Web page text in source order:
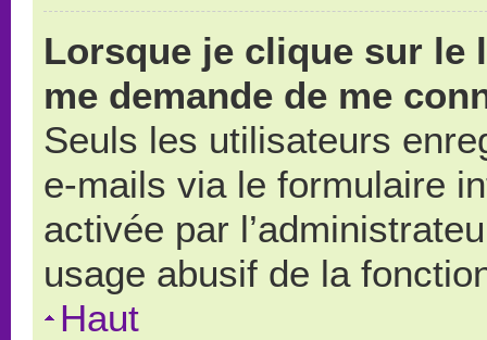
Lorsque je clique sur le
me demande de me
Seuls les utilisateurs
e-mails via le formulaire
activée par
usage abusif de la
Haut